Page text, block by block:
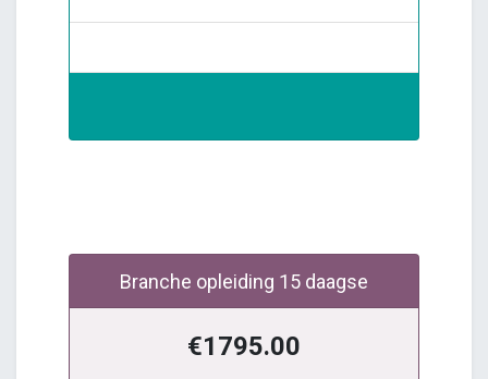
Branche opleiding 15 daagse
€1795.00